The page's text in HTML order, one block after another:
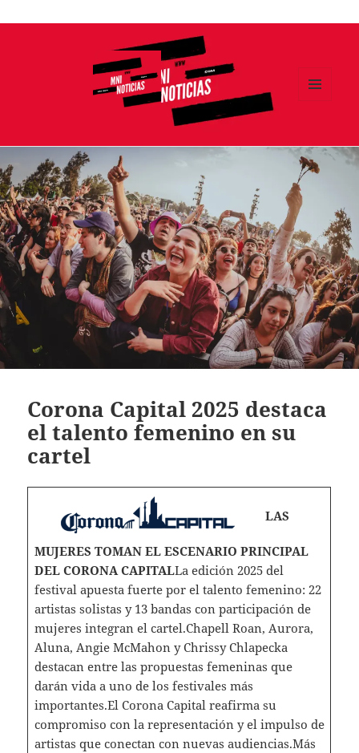
Ir
Corona Capital 2025 destaca
el talento femenino en su
cartel
LAS
MUJERES TOMAN EL ESCENARIO PRINCIPAL
DEL CORONA CAPITALLa edición 2025 del
festival apuesta fuerte por el talento femenino: 22
artistas solistas y 13 bandas con participación de
mujeres integran el cartel.Chapell Roan, Aurora,
Aluna, Angie McMahon y Chrissy Chlapecka
destacan entre las propuestas femeninas que
darán vida a uno de los festivales más
importantes.El Corona Capital reafirma su
compromiso con la representación y el impulso de
artistas que conectan con nuevas audiencias.Más